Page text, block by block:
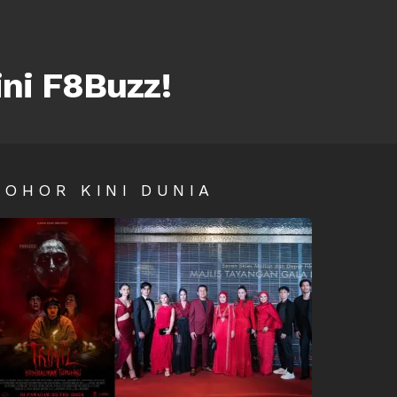
F8Buzz!
KINI DUNIA